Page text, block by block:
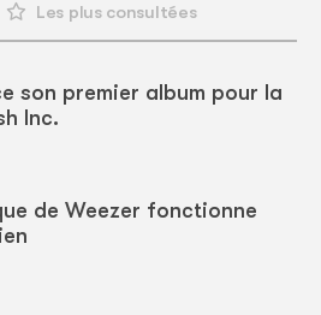
Les plus consultées
son premier album pour la
Inc.
de Weezer fonctionne